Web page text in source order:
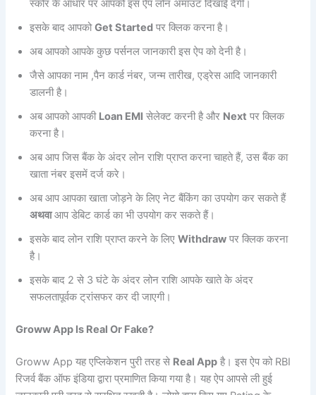
स्कोर के आधार पर आपको इस ऐप लोन अमाउंट दिखाई देगी।
इसके बाद आपकोGet Started पर क्लिक करना है।
अब आपको आपके कुछ पर्सनल जानकारी इस ऐप को देनी है।
जैसे आपका नाम ,पैन कार्ड नंबर, जन्म तारीख, एड्रेस आदि जानकारी
डालनी है।
अब आपको आपकी Loan EMI सेलेक्ट करनी है और Next पर क्लिक
करना है।
अब आप जिस बैंक के अंदर लोन राशि प्राप्त करना चाहते हैं, उस बैंक का
खाता नंबर इसमें दर्ज करे।
अब आप आपका खाता जोड़ने के लिए नेट बैंकिंग का उपयोग कर सकते हैं
अथवाआप डेबिट कार्ड का भी उपयोग कर सकते हैं।
इसके बाद लोन राशि प्राप्त करने के लिएWithdraw पर क्लिक करना
है।
इसके बाद 2 से 3 घंटे के अंदर लोन राशि आपके खाते के अंदर
सफलतापूर्वक ट्रांसफर कर दी जाएगी।
Groww App Is Real Or Fake?
Groww App यह एप्लिकेशन पुरी तरह से Real App है। इस ऐप को RBI
रिजर्व बैंक ऑफ इंडिया द्वारा प्रमाणित किया गया है। यह ऐप आपसे ली हुई